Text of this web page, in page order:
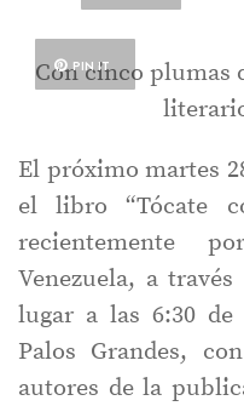
PIN IT
Con cinco plumas
El próximo martes
el libro “Tócate
recientemente
Venezuela, a
lugar a las 6:30
Palos Grandes,
autores de la